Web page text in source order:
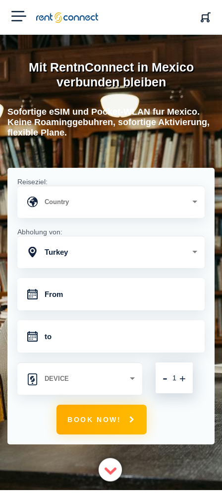
RENT'N
CONNECT
Mit RentnConnect in Mexico
verbunden bleiben
Sofortige eSIM und Pocket-WLAN fur Mexico.
Keine Roaminggebuhren, sofortige Aktivierung,
flexible Plane.
Reiseziel:
Abholung von:
Turkey
+
-
BOOK NOW!